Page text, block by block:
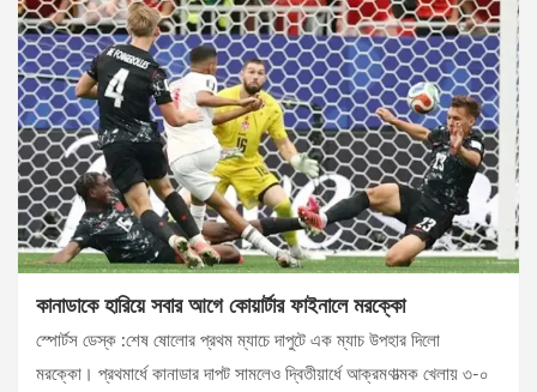
কানাডাকে হারিয়ে সবার আগে কোয়ার্টার ফাইনালে মরক্কো
স্পোর্টস ডেস্ক :শেষ ষোলোর প্রথম ম্যাচে দাপুটে এক ম্যাচ উপহার দিলো
মরক্কো। প্রথমার্ধে কানাডার দাপট সামলেও দ্বিতীয়ার্ধে আক্রমণাত্মক খেলায় ৩-০